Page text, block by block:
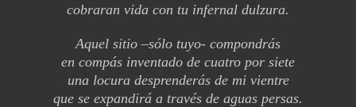
cobraran vida con tu infernal dulzura.
Aquel sitio –sólo tuyo- compondrás
en compás inventado de cuatro por siete
una locura desprenderás de mi vientre
que se expandirá a través de aguas persas.